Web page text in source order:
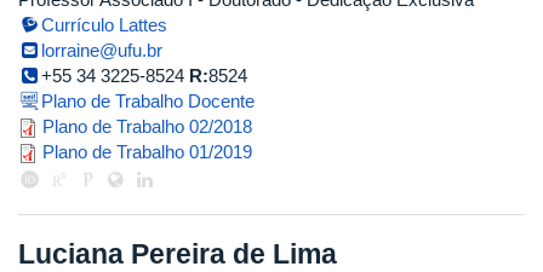
Currículo Lattes
lorraine@ufu.br
+55 34 3225-8524 R:8524
Plano de Trabalho Docente
Plano de Trabalho 02/2018
Plano de Trabalho 01/2019
Luciana Pereira de Lima